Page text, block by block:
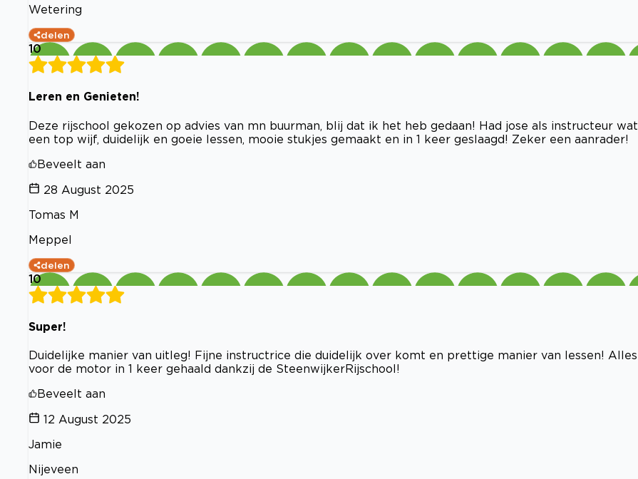
Wetering
delen
10
Leren en Genieten!
Deze rijschool gekozen op advies van mn buurman, blij dat ik het heb gedaan! Had jose als instructeur wat
een top wijf, duidelijk en goeie lessen, mooie stukjes gemaakt en in 1 keer geslaagd! Zeker een aanrader!
Beveelt aan
28 August 2025
Tomas M
Meppel
delen
10
Super!
Duidelijke manier van uitleg! Fijne instructrice die duidelijk over komt en prettige manier van lessen! Alles
voor de motor in 1 keer gehaald dankzij de SteenwijkerRijschool!
Beveelt aan
12 August 2025
Jamie
Nijeveen